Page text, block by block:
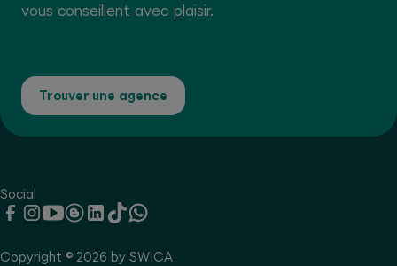
vous conseillent avec plaisir.
Trouver une agence
Social
Copyright © 2026 by SWICA